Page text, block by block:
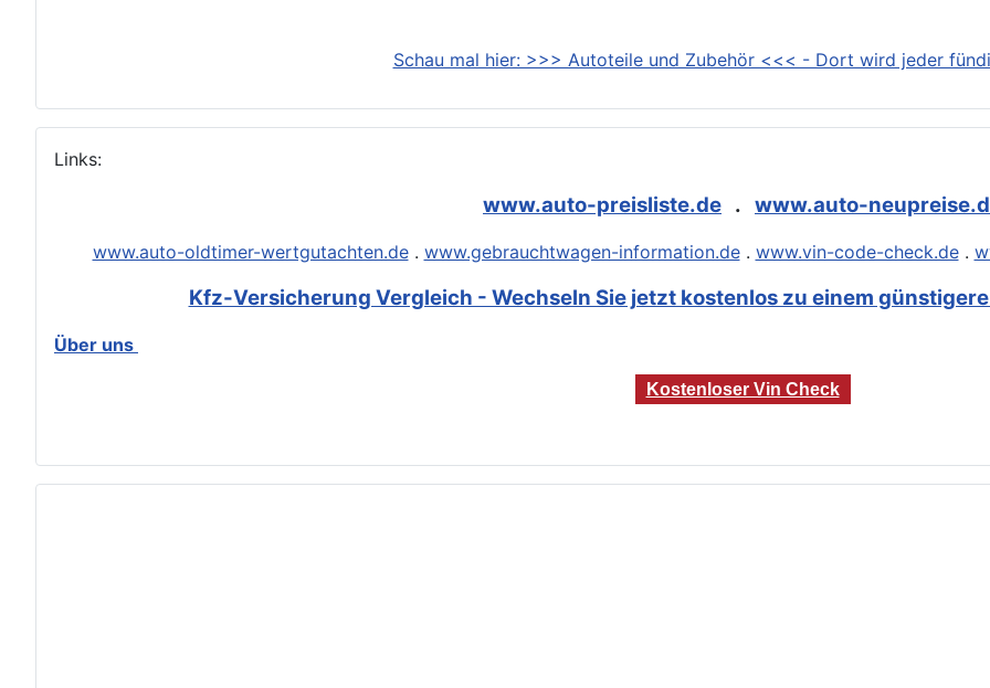
Schau mal hier: >>> Autoteile und Zubehör <<< - Dort wird jeder
Links:
www.auto-preisliste.de . www.auto-
www.auto-oldtimer-wertgutachten.de. www.gebrauchtwagen-information.de. www.vin-code-check.de.
Kfz-Versicherung Vergleich - Wechseln Sie jetzt kostenlos zu einem
Über uns
Kostenloser Vin Check